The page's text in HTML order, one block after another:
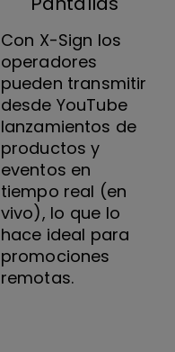
Con X-Sign los
operadores
pueden transmitir
desde YouTube
lanzamientos de
productos y
eventos en
tiempo real (en
vivo), lo que lo
hace ideal para
promociones
remotas.